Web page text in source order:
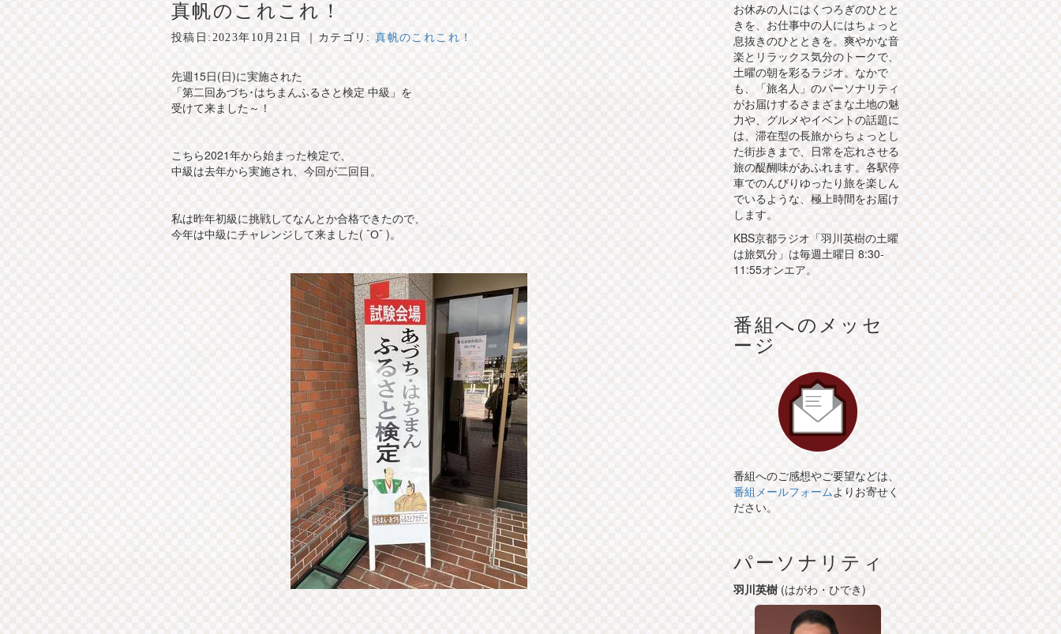
真帆のこれこれ！
投稿日: 2023年10月21日 ｜カテゴリ:真帆のこれこれ！
先週15日(日)に実施された
「第二回あづち･はちまんふるさと検定 中級」を
受けて来ました～！
こちら2021年から始まった検定で、
中級は去年から実施され、今回が二回目。
私は昨年初級に挑戦してなんとか合格できたので、
今年は中級にチャレンジして来ました( ˆОˆ )。
お休みの人にはくつろぎのひとと
きを、お仕事中の人にはちょっと
息抜きのひとときを。爽やかな音
楽とリラックス気分のトークで、
土曜の朝を彩るラジオ。なかで
も、「旅名人」のパーソナリティ
がお届けするさまざまな土地の魅
力や、グルメやイベントの話題に
は、滞在型の長旅からちょっとし
た街歩きまで、日常を忘れさせる
旅の醍醐味があふれます。各駅停
車でのんびりゆったり旅を楽しん
でいるような、極上時間をお届け
します。
KBS京都ラジオ「羽川英樹の土曜
は旅気分」は毎週土曜日 8:30-
11:55オンエア。
番組へのメッセ
ージ
番組へのご感想やご要望などは、
番組メールフォームよりお寄せく
ださい。
パーソナリティ
羽川英樹(はがわ・ひでき)